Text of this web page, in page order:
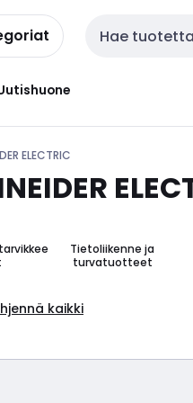
Haku
ELECTRIC
Tietoliikenne ja
turvatuotteet
kaikki